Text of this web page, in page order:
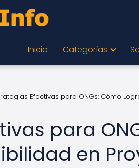
Inicio Categorías
Efectivas para ONGs: Cómo
para
en